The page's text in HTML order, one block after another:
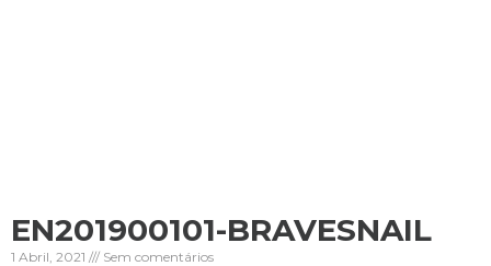
EN201900101-BRAVESNAIL
1 Abril, 2021 Sem comentários